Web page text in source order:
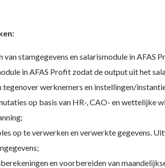
van stamgegevens en salarismodule in AFAS
in AFAS Profit zodat de output uit het
tegenover werknemers en instellingen/
op basis van HR-, CAO- en wettelijke
op te verwerken en verwerkte gegevens.
en voorbereiden van